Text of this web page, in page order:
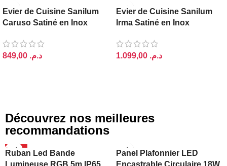
Evier de Cuisine Sanilum
Caruso Satiné en Inox
د.م.
Evier de Cuisine Sanilum
Irma Satiné en Inox
د.م.
Découvrez nos meilleures
recommandations
-20%
Ruban Led Bande
Lumineuse RGB 5m IP65
Panel Plafonnier LED
Encastrable Circulaire 18W